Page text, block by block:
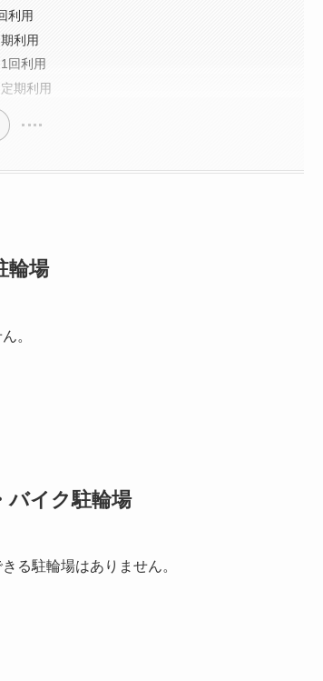
利用
利用
回利用
期利用
輪場
。
バイク駐輪場
る駐輪場はありません。